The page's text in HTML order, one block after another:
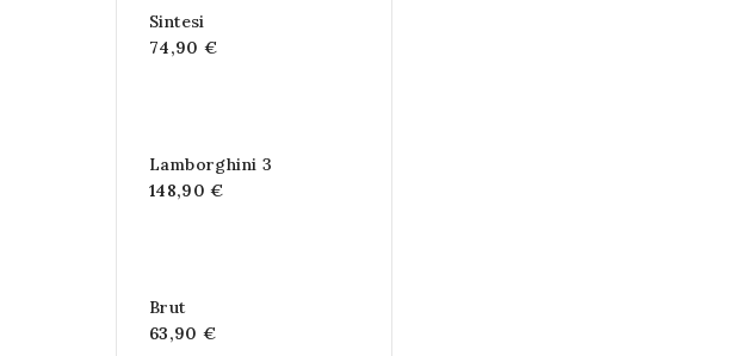
Sintesi
74,90 €
Lamborghini 3
148,90 €
Brut
63,90 €